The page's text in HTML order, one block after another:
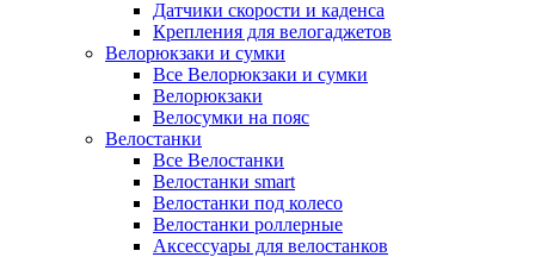
Датчики скорости и каденса
Крепления для велогаджетов
Велорюкзаки и сумки
Все Велорюкзаки и сумки
Велорюкзаки
Велосумки на пояс
Велостанки
Все Велостанки
Велостанки smart
Велостанки под колесо
Велостанки роллерные
Аксессуары для велостанков